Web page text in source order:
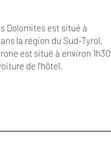
Dolomites est situé à
la région du Sud-Tyrol.
est situé à environ 1h30
de l'hôtel.